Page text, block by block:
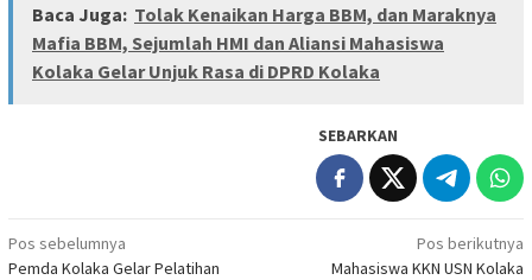
Baca Juga: Tolak Kenaikan Harga BBM, dan Maraknya
Mafia BBM, Sejumlah HMI dan Aliansi Mahasiswa
Kolaka Gelar Unjuk Rasa di DPRD Kolaka
SEBARKAN
Navigasi
Pos sebelumnya
Pemda Kolaka Gelar Pelatihan
Pos berikutnya
Mahasiswa KKN USN Kolaka